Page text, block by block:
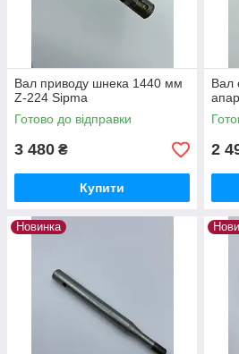
Вал приводу шнека 1440 мм
Z-224 Sipma
Готово до відправки
3 480 ₴
Купити
Вал
2
Новинка